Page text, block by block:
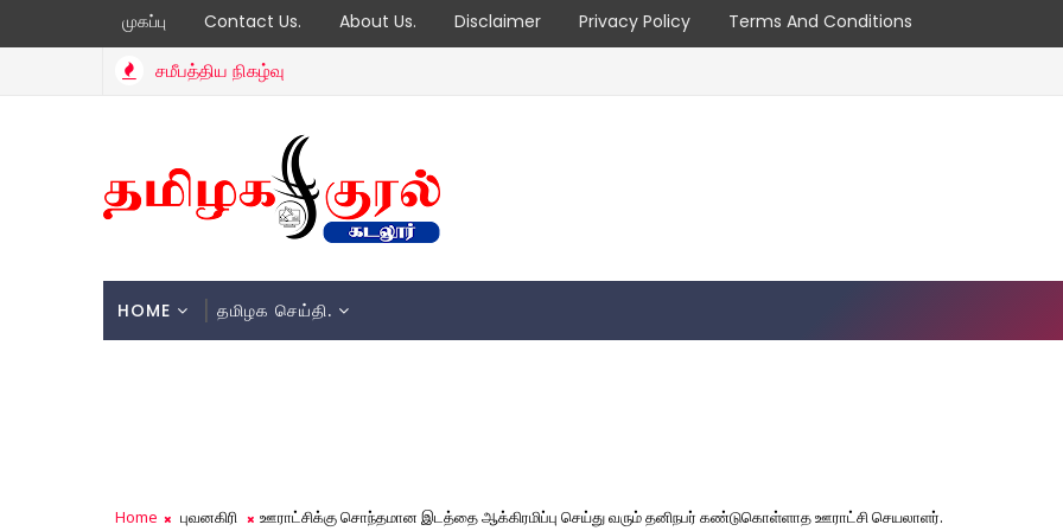
முகப்பு Contact Us. About Us. Disclaimer Privacy Policy Terms And Conditions
சமீபத்திய நிகழ்வு
HOME தமிழக செய்தி.
Home புவனகிரி ஊராட்சிக்கு சொந்தமான இடத்தை ஆக்கிரமிப்பு செய்து வரும் தனிநபர் கண்டுகொள்ளாத ஊராட்சி செயலாளர்.